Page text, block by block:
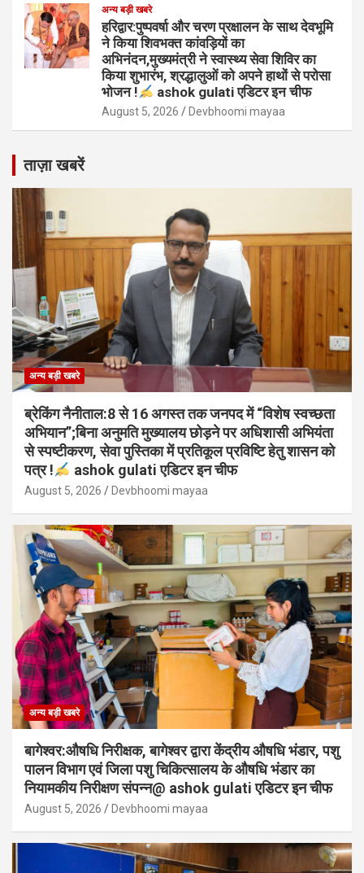
अन्य बड़ी खबरे
हरिद्वार:पुष्पवर्षा और चरण प्रक्षालन के साथ देवभूमि
ने किया शिवभक्त कांवड़ियों का
अभिनंदन,मुख्यमंत्री ने स्वास्थ्य सेवा शिविर का
किया शुभारंभ, श्रद्धालुओं को अपने हाथों से परोसा
भोजन !
ashok gulati एडिटर इन चीफ
August 5, 2026 Devbhoomi mayaa
ताज़ा खबरें
अन्य बड़ी खबरे
ब्रेकिंग नैनीताल:8 से 16 अगस्त तक जनपद में “विशेष स्वच्छता
अभियान”;बिना अनुमति मुख्यालय छोड़ने पर अधिशासी अभियंता
से स्पष्टीकरण, सेवा पुस्तिका में प्रतिकूल प्रविष्टि हेतु शासन को
पत्र !
ashok gulati एडिटर इन चीफ
August 5, 2026 Devbhoomi mayaa
अन्य बड़ी खबरे
बागेश्वर:औषधि निरीक्षक, बागेश्वर द्वारा केंद्रीय औषधि भंडार, पशु
पालन विभाग एवं जिला पशु चिकित्सालय के औषधि भंडार का
नियामकीय निरीक्षण संपन्न@ ashok gulati एडिटर इन चीफ
August 5, 2026 Devbhoomi mayaa